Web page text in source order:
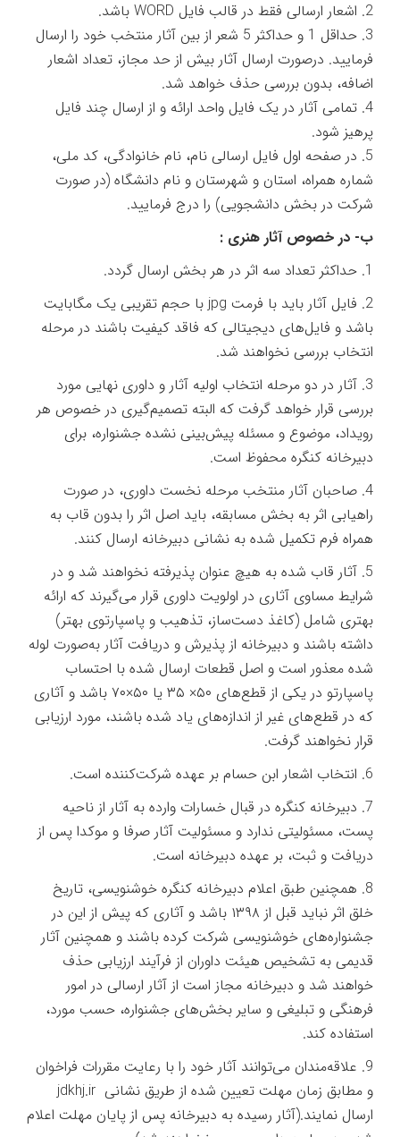
2. اشعار ارسالی فقط در قالب فایل WORD باشد.
3. حداقل 1 و حداکثر 5 شعر از بین آثار منتخب خود را ارسال
فرمایید. درصورت ارسال آثار بیش از حد مجاز، تعداد اشعار
اضافه، بدون بررسی حذف خواهد شد.
4. تمامی آثار در یک فایل واحد ارائه و از ارسال چند فایل
پرهیز شود.
5. در صفحه اول فایل ارسالی نام، نام خانوادگی، کد ملی،
شماره همراه، استان و شهرستان و نام دانشگاه (در صورت
شرکت در بخش دانشجویی) را درج فرمایید.
ب- در خصوص آثار هنری :
1. حداکثر تعداد سه اثر در هر بخش ارسال گردد.
2. فایل آثار باید با فرمت jpg با حجم تقریبی یک مگابایت
باشد و فایل‌های دیجیتالی که فاقد کیفیت باشند در مرحله
انتخاب بررسی نخواهند شد.
3. آثار در دو مرحله انتخاب اولیه آثار و داوری نهایی مورد
بررسی قرار خواهد گرفت که البته تصمیم‌گیری در خصوص هر
رویداد، موضوع و مسئله پیش‌بینی نشده جشنواره، برای
دبیرخانه کنگره محفوظ است.
4. صاحبان آثار منتخب مرحله نخست داوری، در صورت
راهیابی اثر به بخش مسابقه، باید اصل اثر را بدون قاب به
همراه فرم تکمیل شده به نشانی دبیرخانه ارسال کنند.
5. آثار قاب شده به‌ هیچ عنوان پذیرفته نخواهند شد و در
شرایط مساوی آثاری در اولویت داوری قرار می‌گیرند که ارائه
بهتری شامل (کاغذ دست‌ساز، تذهیب و پاسپارتوی بهتر)
داشته باشند و دبیرخانه از پذیرش و دریافت آثار به‌صورت لوله
شده معذور است و اصل قطعات ارسال شده با احتساب
پاسپارتو در یکی از قطع‌های ۵۰× ۳۵ یا ۵۰×۷۰ باشد و آثاری
که در قطع‌های غیر از اندازه‌های یاد شده باشند، مورد ارزیابی
قرار نخواهند گرفت.
6. انتخاب اشعار ابن حسام بر عهده شرکت‌کننده است.
7. دبیرخانه کنگره در قبال خسارات وارده به آثار از ناحیه
پست، مسئولیتی ندارد و مسئولیت آثار صرفا و موکدا پس از
دریافت و ثبت، بر عهده دبیرخانه است.
8. همچنین طبق اعلام دبیرخانه کنگره خوشنویسی، تاریخ
خلق اثر نباید قبل از ۱۳۹۸ باشد و آثاری که پیش از این در
جشنواره‌های خوشنویسی شرکت کرده باشند و همچنین آثار
قدیمی به تشخیص هیئت داوران از فرآیند ارزیابی حذف
خواهند شد و دبیرخانه مجاز است از آثار ارسالی در امور
فرهنگی و تبلیغی و سایر بخش‌های جشنواره، حسب مورد،
استفاده کند.
9. علاقه‌مندان می‌توانند آثار خود را با رعایت مقررات فراخوان
و مطابق زمان مهلت تعیین شده از طریق نشانی jdkhj.ir
ارسال نمایند.(آثار رسیده به دبیرخانه پس از پایان مهلت اعلام